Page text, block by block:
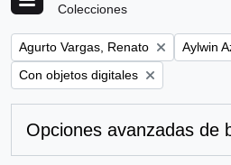
Colecciones
Remove filter:
Agurto Vargas, Renato
Aylwin
Remove filter:
Con objetos digitales
Opciones avanzadas de